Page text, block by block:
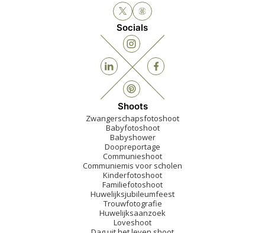
Socials
Shoots
Zwangerschapsfotoshoot
Babyfotoshoot
Babyshower
Doopreportage
Communieshoot
Communiemis voor scholen
Kinderfotoshoot
Familiefotoshoot
Huwelijksjubileumfeest
Trouwfotografie
Huwelijksaanzoek
Loveshoot